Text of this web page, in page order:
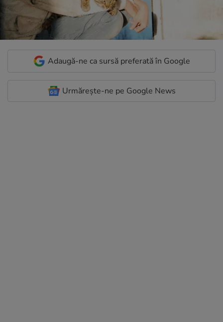
Adaugă-ne ca sursă preferată în Google
Urmărește-ne pe Google News